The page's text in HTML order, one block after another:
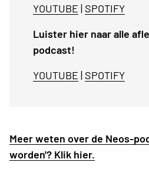
YOUTUBE | SPOTIFY
Luister hier naar alle
podcast!
YOUTUBE | SPOTIFY
Meer weten over de Neos-
worden'? Klik hier.